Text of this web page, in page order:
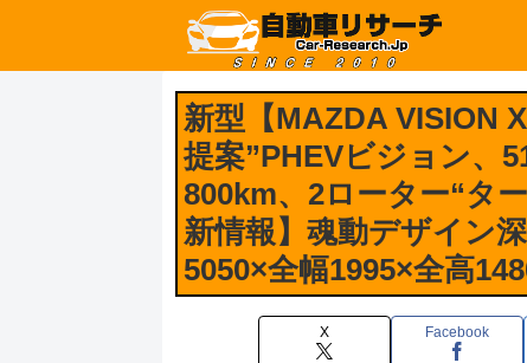
新型【MAZDA VISION
提案”PHEVビジョン、
800km、2ローター“タ
新情報】魂動デザイン
5050×全幅1995×全高
X Facebook